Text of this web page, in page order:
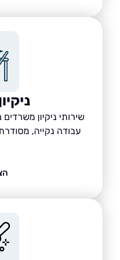
ניקיון
שירותי ניקיון משרדים
עבודה נקייה, מסודרת ובריאה